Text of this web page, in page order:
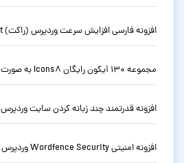
افزونه فارسی افزایش سرعت وردپرس (راکت) WP Rocket نسخه 3.23.1
مجموعه 130 آیکون رایگان Icons8 به صورت SVG
افزونه قدرتمند چند زبانه کردن سایت وردپرس WPML نسخه 4.9.6
افزونه امنیتی Wordfence Security وردپرس نسخه 8.1.4